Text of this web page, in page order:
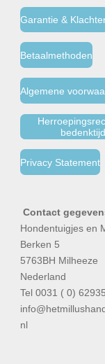
Garantie &
Betaalmethoden
Algemene
bedenktijd
Privacy Statement
Contact
Hondentuigjes en
Berken 5
5763BH Milheeze
Nederland
Tel 0031 ( 0)
nl